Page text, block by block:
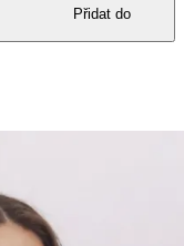
Přidat do